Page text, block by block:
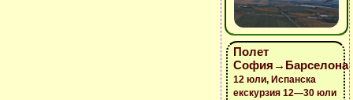
Полет
София→Барселона
12 юли, Испанска
екскурзия 12—30 юли